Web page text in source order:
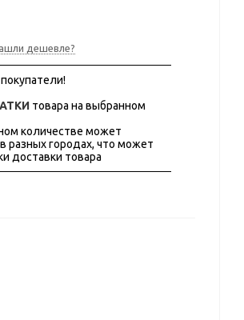
дешевле?
товара на выбранном
количестве может
разных городах, что может
доставки товара